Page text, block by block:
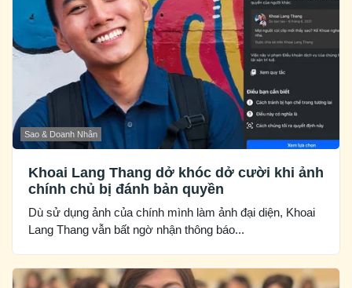
Sao & Doanh Nhân
Khoai Lang Thang dở khóc dở cười khi ảnh
chính chủ bị đánh bản quyền
Dù sử dụng ảnh của chính mình làm ảnh đại diện, Khoai
Lang Thang vẫn bất ngờ nhận thông báo...